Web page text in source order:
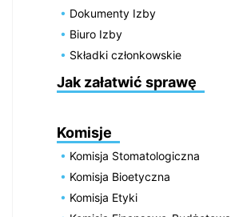
Dokumenty Izby
Biuro Izby
Składki członkowskie
Jak załatwić sprawę
Komisje
Komisja Stomatologiczna
Komisja Bioetyczna
Komisja Etyki